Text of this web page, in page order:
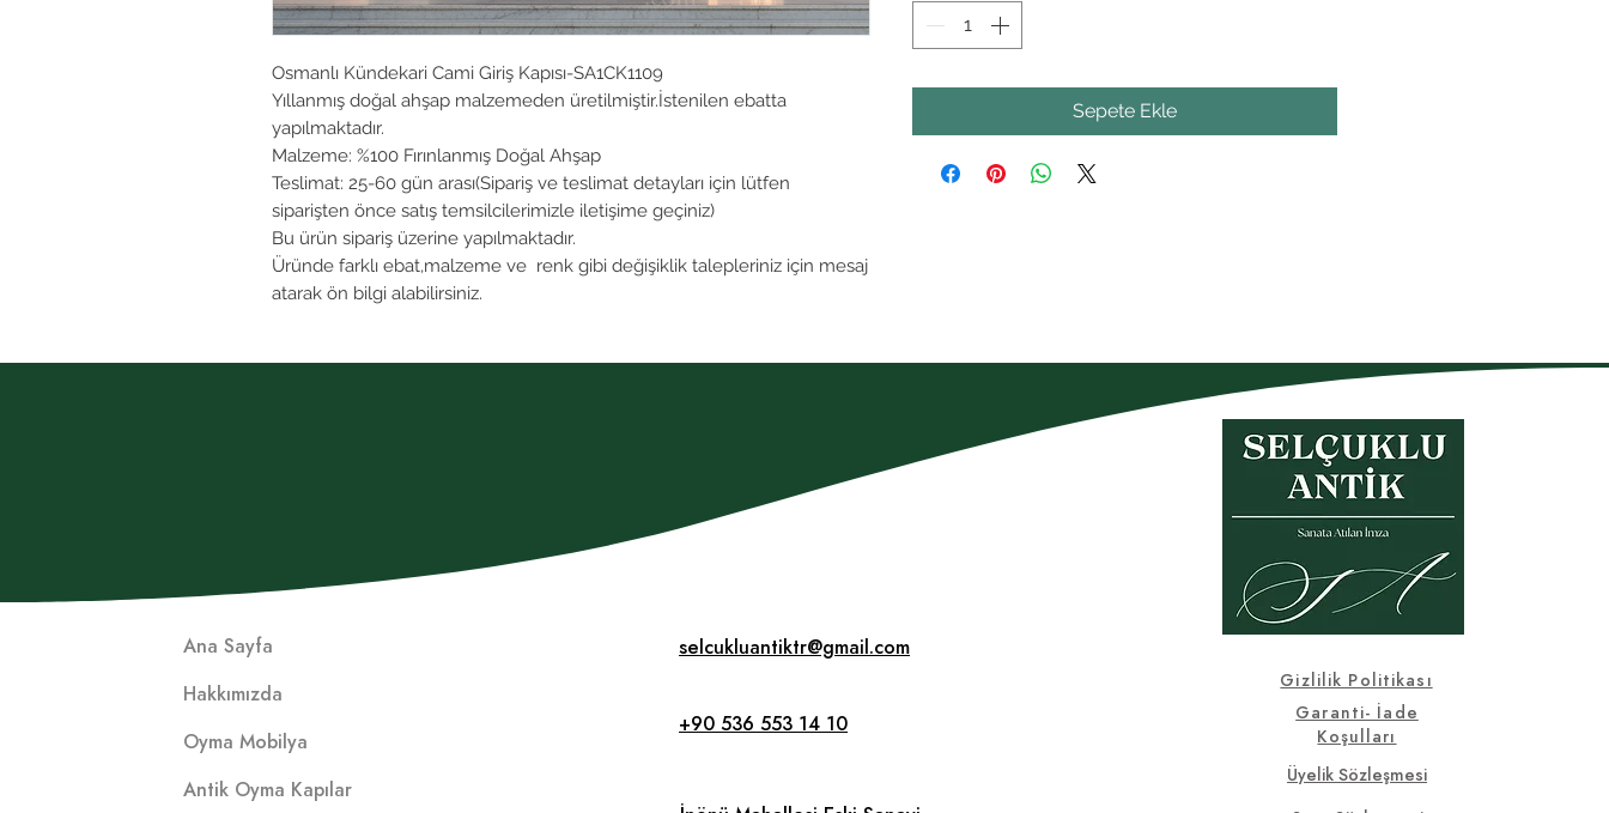
Osmanlı Kündekari Cami Giriş Kapısı-SA1CK1109
Yıllanmış doğal ahşap malzemeden üretilmiştir.İstenilen ebatta
yapılmaktadır.
Malzeme: %100 Fırınlanmış Doğal Ahşap
Teslimat: 25-60 gün arası(Sipariş ve teslimat detayları için lütfen
siparişten önce satış temsilcilerimizle iletişime geçiniz)
Bu ürün sipariş üzerine yapılmaktadır.
Üründe farklı ebat,malzeme ve renk gibi değişiklik talepleriniz için mesaj
atarak ön bilgi alabilirsiniz.
Sepete Ekle
Ana Sayfa
Hakkımızda
Oyma Mobilya
Antik Oyma Kapılar
selcukluantiktr@gmail.com
+90 536 553 14 10
Gizlilik Politikası
Garanti- İade
Koşulları
Üyelik Sözleşmesi